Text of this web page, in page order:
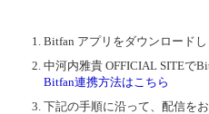
1. Bitfan アプリをダウンロードし
2. 中河内雅貴 OFFICIAL SITEで
Bitfan連携方法はこちら
3. 下記の手順に沿って、配信を